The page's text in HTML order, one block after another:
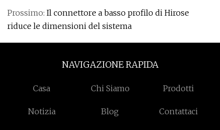
Prossimo: Il connettore a basso profilo di Hirose
riduce le dimensioni del sistema
NAVIGAZIONE RAPIDA
Casa Chi Siamo Prodotti
Notizia Blog Contattaci